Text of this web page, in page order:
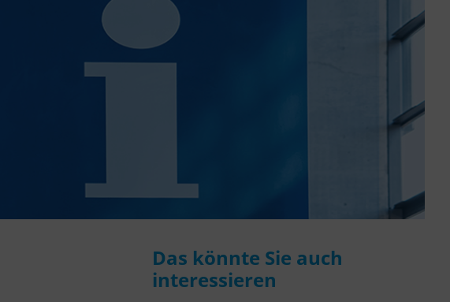
und Transferprojekt
Umweltschutz
Das könnte Sie auch
interessieren